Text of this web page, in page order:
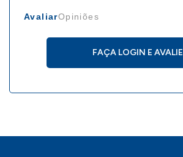
AvaliarOpiniões
FAÇA LOGIN E AVALIE